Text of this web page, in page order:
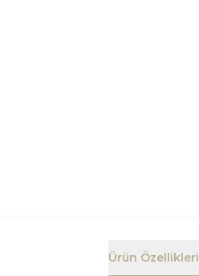
Ürün Özellikleri